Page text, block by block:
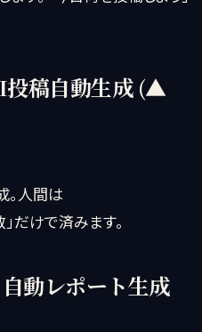
稿自動生成 (▲
。人間は
だけで済みます。
動レポート生成